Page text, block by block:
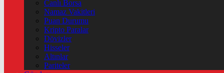
Canlı Borsa
Namaz Vakitleri
Puan Durumu
Kripto Paralar
Dövizler
Hisseler
Altınlar
Pariteler